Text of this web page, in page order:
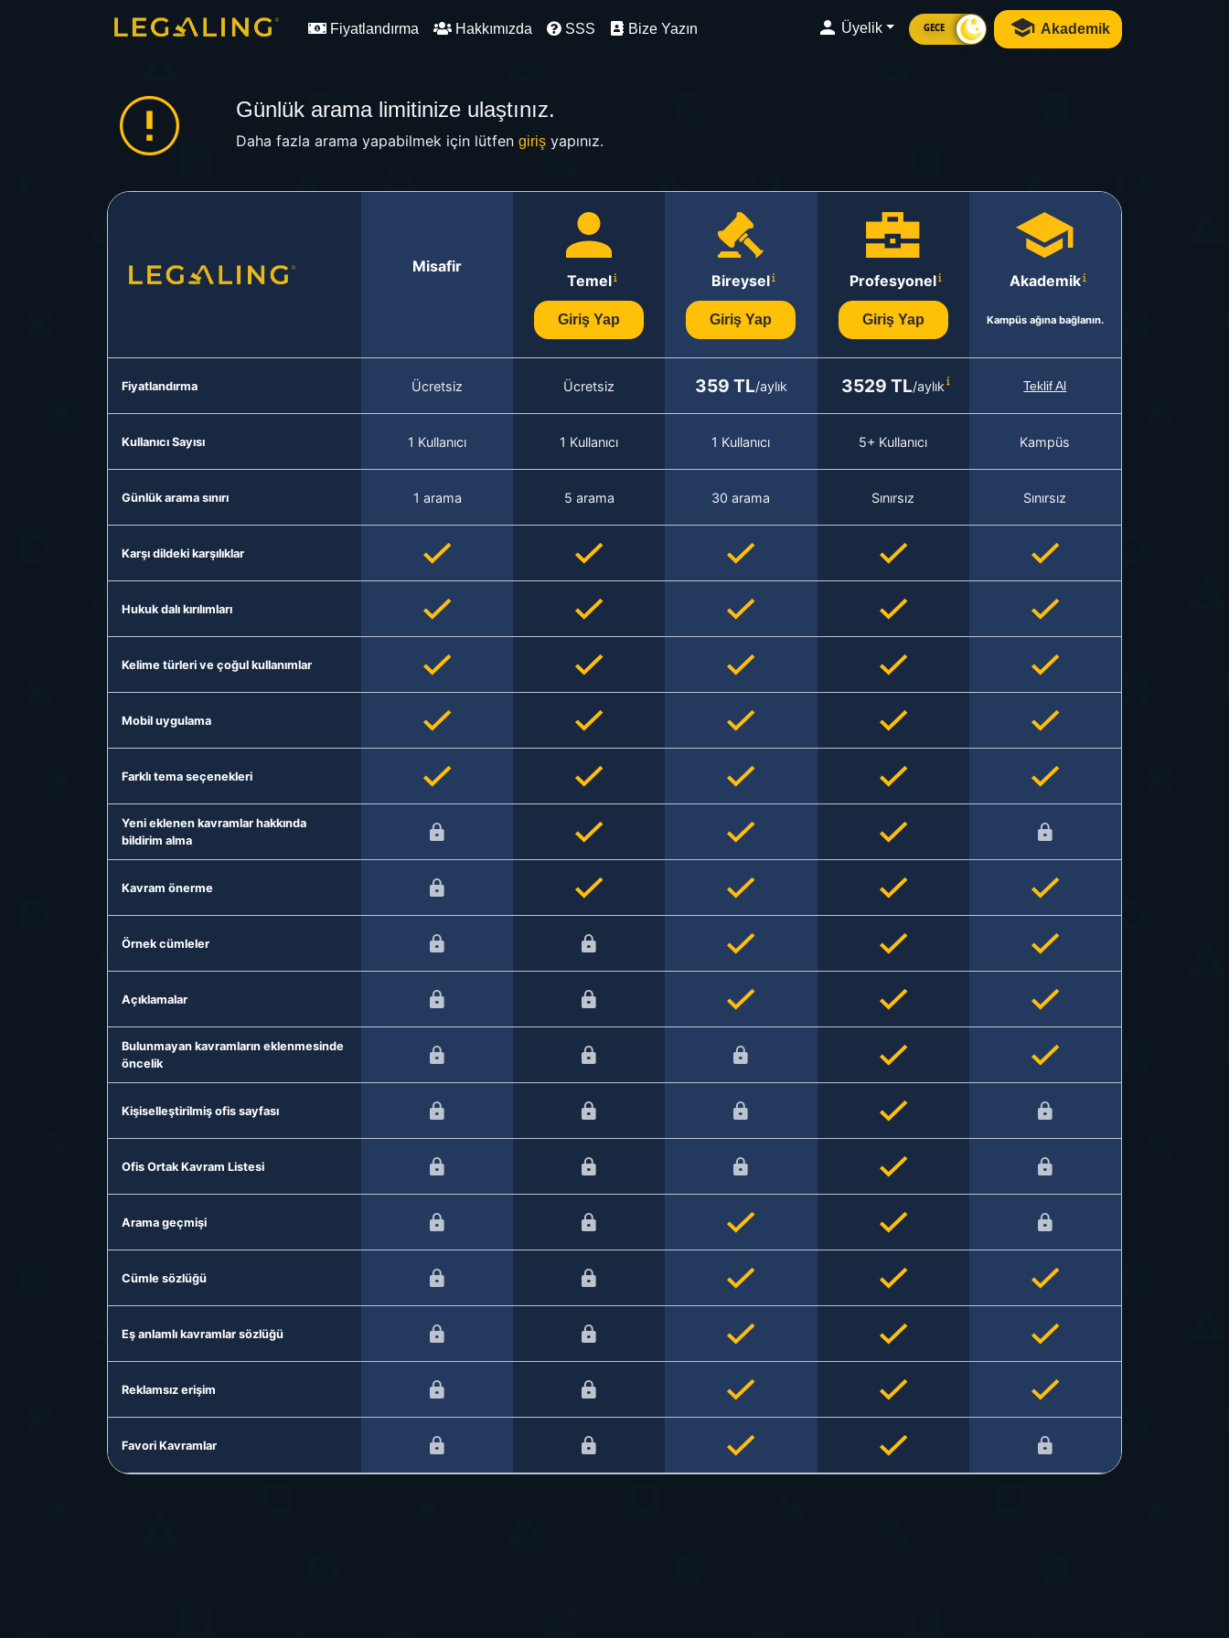
Fiyatlandırma Hakkımızda SSS Bize Yazın Üyelik GECE Akademik
Günlük arama limitinize ulaştınız.
Daha fazla arama yapabilmek için lütfen girişyapınız.
Misafir
Temel
Giriş Yap
Bireysel
Giriş Yap
Profesyonel
Giriş Yap
Akademik
Kampüs ağına bağlanın.
Fiyatlandırma Ücretsiz Ücretsiz 359 TL/aylık 3529 TL/aylık Teklif Al
Kullanıcı Sayısı 1 Kullanıcı 1 Kullanıcı 1 Kullanıcı 5+ Kullanıcı Kampüs
Günlük arama sınırı 1 arama 5 arama 30 arama Sınırsız Sınırsız
Karşı dildeki karşılıklar
Hukuk dalı kırılımları
Kelime türleri ve çoğul kullanımlar
Mobil uygulama
Farklı tema seçenekleri
Yeni eklenen kavramlar hakkında
bildirim alma
Kavram önerme
Örnek cümleler
Açıklamalar
Bulunmayan kavramların eklenmesinde
öncelik
Kişiselleştirilmiş ofis sayfası
Ofis Ortak Kavram Listesi
Arama geçmişi
Cümle sözlüğü
Eş anlamlı kavramlar sözlüğü
Reklamsız erişim
Favori Kavramlar